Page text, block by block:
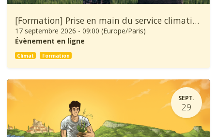
[Formation] Prise en main du service climatique Climadiag Agriculture et Forêt
17 septembre 2026 - 09:00 (Europe/Paris)
Évènement en ligne
Climat Formation
SEPT.
29